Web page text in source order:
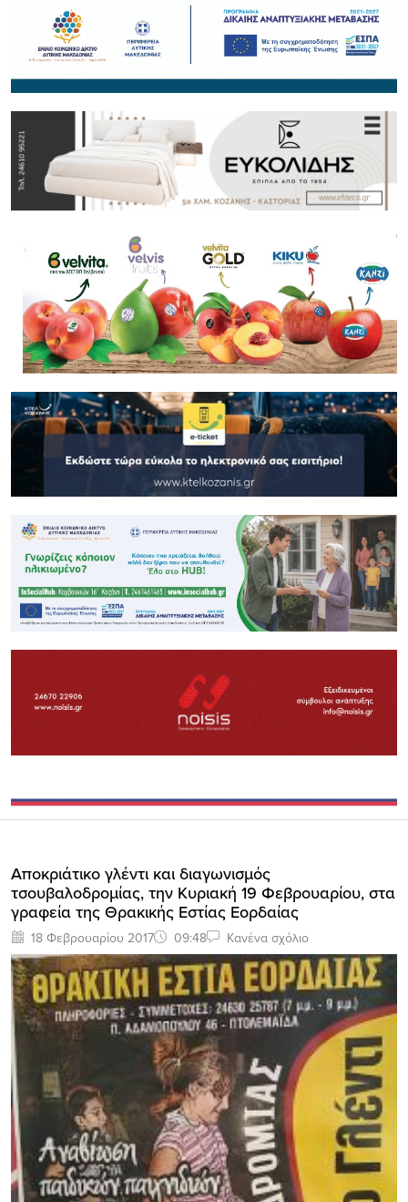
Aποκριάτικο γλέντι και διαγωνισμός
τσουβαλοδρομίας, την Κυριακή 19 Φεβρουαρίου, στα
γραφεία της Θρακικής Εστίας Εορδαίας
18 Φεβρουαρίου 2017 09:48 Κανένα σχόλιο